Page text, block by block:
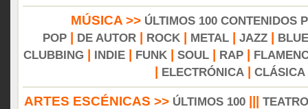
MÚSICA >> ÚLTIMOS 100 CONTENIDOS
POP
DE AUTOR ROCK METAL JAZZ
CLUBBING
INDIE FUNK SOUL RAP
ELECTRÓNICA CLÁSICA
ARTES ESCÉNICAS >> ÚLTIMOS 100||| TEATRO